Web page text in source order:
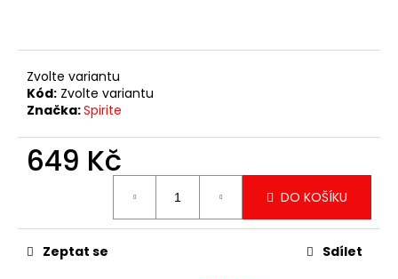
Zvolte variantu
Kód: Zvolte variantu
Značka:Spirite
649 Kč
DO KOŠÍKU
Zeptat se Sdílet